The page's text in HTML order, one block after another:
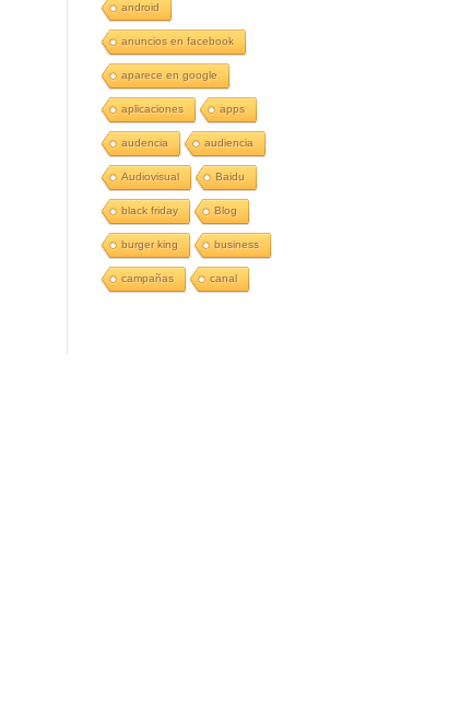
android
anuncios en facebook
aparece en google
aplicaciones apps
audencia audiencia
Audiovisual Baidu
black friday Blog
burger king business
campañas canal